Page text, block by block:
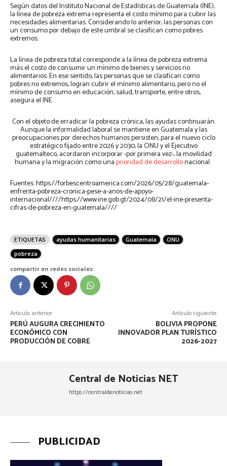
Según datos del Instituto Nacional de Estadísticas de Guatemala (INE),
la línea de pobreza extrema representa el costo mínimo para cubrir las
necesidades alimentarias. Considerando lo anterior, las personas con
un consumo por debajo de este umbral se clasifican como pobres
extremos.
La línea de pobreza total corresponde a la línea de pobreza extrema
más el costo de consumir un mínimo de bienes y servicios no
alimentarios. En ese sentido, las personas que se clasifican como
pobres no extremos, logran cubrir el mínimo alimentario, pero no el
mínimo de consumo en educación, salud, transporte, entre otros,
asegura el INE.
Con el objeto de erradicar la pobreza crónica, las ayudas continuarán.
Aunque la informalidad laboral se mantiene en Guatemala y las
preocupaciones por derechos humanos persisten, para el nuevo ciclo
estratégico fijado entre 2026 y 2030, la ONU y el Ejecutivo
guatemalteco, acordaron incorporar -por primera vez-, la movilidad
humana y la migración como unaprioridad de desarrollonacional.
Fuentes: https://forbescentroamerica.com/2026/05/28/guatemala-
enfrenta-pobreza-cronica-pese-a-anos-de-apoyo-
internacional////https://www.ine.gob.gt/2024/08/21/el-ine-presenta-
cifras-de-pobreza-en-guatemala////
ETIQUETAS ayudas humanitarias Guatemala
ONU
pobreza
compartir en redes sociales:
Artículo anterior
PERÚ AUGURA CRECIMIENTO
ECONÓMICO CON
PRODUCCIÓN DE COBRE
Artículo siguiente
BOLIVIA PROPONE
INNOVADOR PLAN TURÍSTICO
2026-2027
Central de Noticias NET
https://centraldenoticias.net
PUBLICIDAD